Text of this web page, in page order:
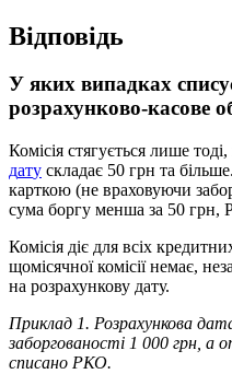
Відповідь
У яких випадках спису
розрахунково-касове о
Комісія стягується лише тоді,
дату складає 50 грн та більше.
карткою (не враховуючи забо
сума боргу менша за 50 грн,
Комісія діє для всіх кредитни
щомісячної комісії немає, неза
на розрахункову дату.
Приклад 1. Розрахункова дат
заборгованості 1 000 грн а о
списано РКО.